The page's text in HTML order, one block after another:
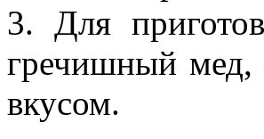
3. Для
гречишный мед,
вкусом.